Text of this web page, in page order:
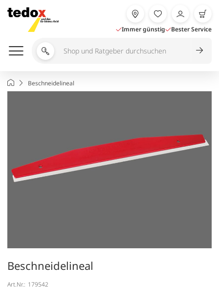
Inhalt
springen
Immer günstig Bester Service
Shop
durchsuchen
StartseiteBeschneidelineal
Beschneidelineal
Art.Nr.: 179542